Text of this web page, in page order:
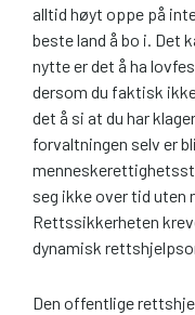
alltid høyt oppe på
beste land å bo i. Det
nytte er det å ha
dersom du faktisk
det å si at du har
forvaltningen selv er
seg ikke over tid uten
Rettssikker­heten
dynamisk
Den offentlige